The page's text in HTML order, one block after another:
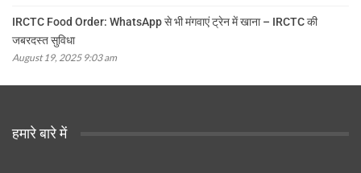
IRCTC Food Order: WhatsApp से भी मंगवाएं ट्रेन में खाना – IRCTC की
जबरदस्त सुविधा
August 19, 2025 9:03 am
हमारे बारे में